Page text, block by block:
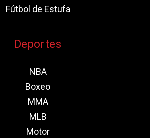
Fútbol de Estufa
Deportes
NBA
Boxeo
MMA
MLB
Motor